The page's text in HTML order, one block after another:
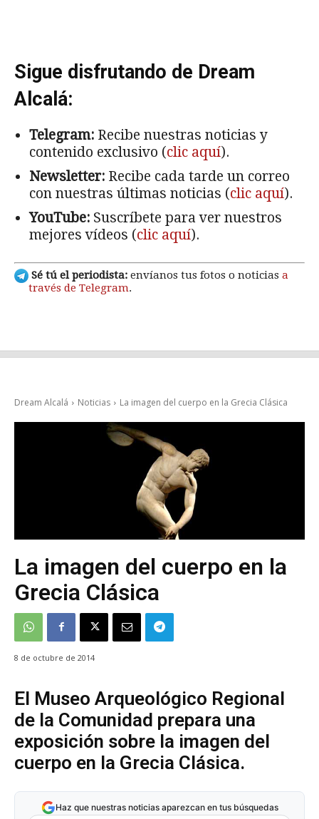
Sigue disfrutando de Dream
Alcalá:
Telegram: Recibe nuestras noticias y
contenido exclusivo (clic aquí).
Newsletter: Recibe cada tarde un correo
con nuestras últimas noticias (clic aquí).
YouTube: Suscríbete para ver nuestros
mejores vídeos (clic aquí).
Sé tú el periodista: envíanos tus fotos o noticias a
través de Telegram.